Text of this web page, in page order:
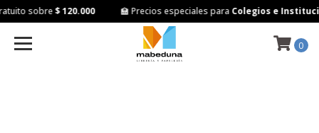
sobre$ 120.000 🏫 Precios especiales paraColegios e
0